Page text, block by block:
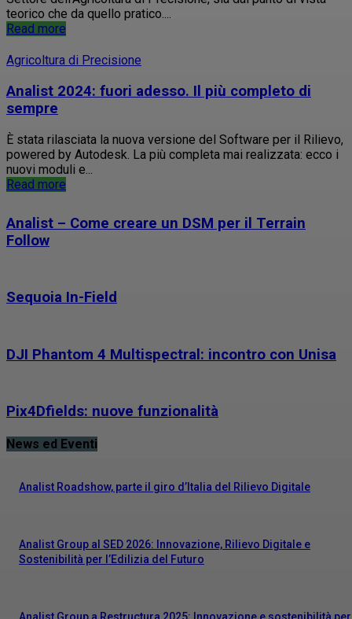
teorico che da quello pratico....
Read more
Agricoltura di Precisione
Analist 2024: fuori adesso. Il più completo di
sempre
È stata rilasciata la nuova versione del Software per il Rilievo,
powered by Autodesk. La più completa mai realizzata: ecco i
nuovi moduli e...
Read more
Analist – Come creare un DSM per il Terrain
Follow
Sequoia In-Field
DJI Phantom 4 Multispectral: incontro con Unisa
Pix4Dfields: nuove funzionalità
News ed Eventi
Analist Roadshow, parte il giro d’Italia del Rilievo Digitale
Analist Group al SED 2026: Innovazione, Rilievo Digitale e
Sostenibilità per l’Edilizia del Futuro
Analist Group a Restructura 2025: Innovazione e sostenibilità per